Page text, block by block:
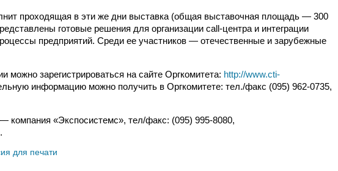
проходящая в эти же дни выставка (общая выставочная площадь — 300
готовые решения для организации call-центра и интеграции
предприятий. Среди ее участников — отечественные и зарубежные
можно зарегистрироваться на сайте Оргкомитета: http://www.cti-
информацию можно получить в Оргкомитете: тел./факс (095) 962-0735,
компания «Экспосистемс», тел/факс: (095) 995-8080,
.
для печати